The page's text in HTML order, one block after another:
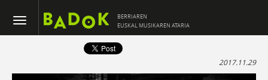
BERRIAREN
EUSKAL MUSIKAREN ATARIA
2017.11.29